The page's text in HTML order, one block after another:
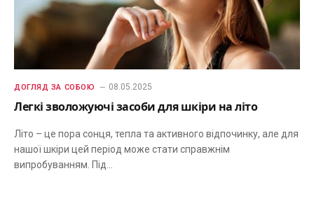
ДОГЛЯД ЗА СОБОЮ 08.05.2025
Легкі зволожуючі засоби для шкіри на літо
Літо – це пора сонця, тепла та активного відпочинку, але для
нашої шкіри цей період може стати справжнім
випробуванням. Під…